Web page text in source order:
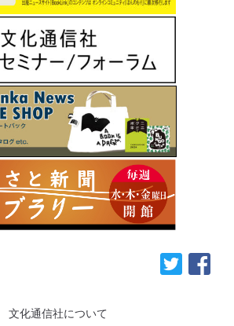
文化通信社について